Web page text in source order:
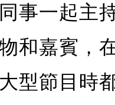
事一起主
和嘉賓，
型節目時